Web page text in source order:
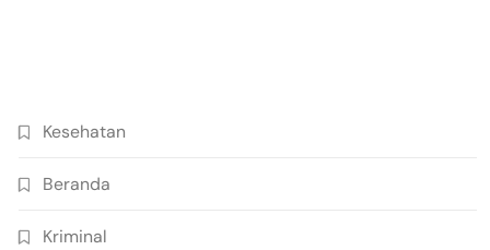
Kesehatan
Beranda
Kriminal